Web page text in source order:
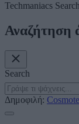
Techmaniacs Search
Αναζήτηση
Search
Δημοφιλή: Cosmote